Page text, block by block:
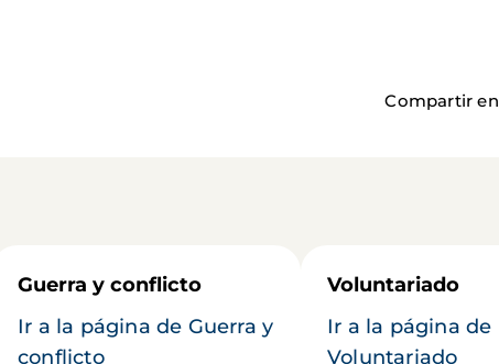
Compartir en
Guerra y conflicto
Ir a la página de Guerra y
conflicto
Voluntariado
Ir a la página de
Voluntariado